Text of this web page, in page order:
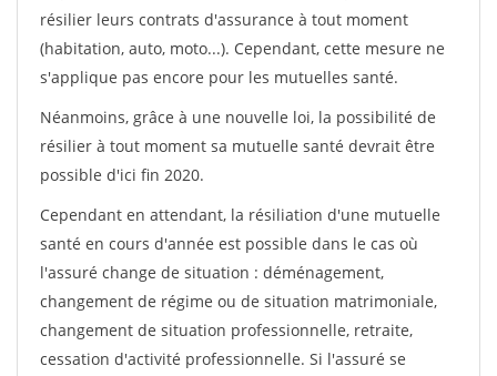
résilier leurs contrats d'assurance à tout moment
(habitation, auto, moto...). Cependant, cette mesure ne
s'applique pas encore pour les mutuelles santé.
Néanmoins, grâce à une nouvelle loi, la possibilité de
résilier à tout moment sa mutuelle santé devrait être
possible d'ici fin 2020.
Cependant en attendant, la résiliation d'une mutuelle
santé en cours d'année est possible dans le cas où
l'assuré change de situation : déménagement,
changement de régime ou de situation matrimoniale,
changement de situation professionnelle, retraite,
cessation d'activité professionnelle. Si l'assuré se